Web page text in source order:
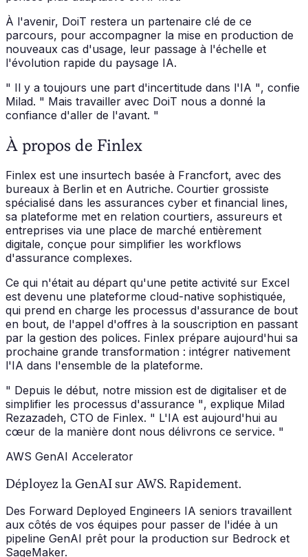
À l'avenir, DoiT restera un partenaire clé de ce
parcours, pour accompagner la mise en production de
nouveaux cas d'usage, leur passage à l'échelle et
l'évolution rapide du paysage IA.
" Il y a toujours une part d'incertitude dans l'IA ", confie
Milad. " Mais travailler avec DoiT nous a donné la
confiance d'aller de l'avant. "
À propos de Finlex
Finlex est une insurtech basée à Francfort, avec des
bureaux à Berlin et en Autriche. Courtier grossiste
spécialisé dans les assurances cyber et financial lines,
sa plateforme met en relation courtiers, assureurs et
entreprises via une place de marché entièrement
digitale, conçue pour simplifier les workflows
d'assurance complexes.
Ce qui n'était au départ qu'une petite activité sur Excel
est devenu une plateforme cloud-native sophistiquée,
qui prend en charge les processus d'assurance de bout
en bout, de l'appel d'offres à la souscription en passant
par la gestion des polices. Finlex prépare aujourd'hui sa
prochaine grande transformation : intégrer nativement
l'IA dans l'ensemble de la plateforme.
" Depuis le début, notre mission est de digitaliser et de
simplifier les processus d'assurance ", explique Milad
Rezazadeh, CTO de Finlex. " L'IA est aujourd'hui au
cœur de la manière dont nous délivrons ce service. "
AWS GenAI Accelerator
Déployez la GenAI sur AWS. Rapidement.
Des Forward Deployed Engineers IA seniors travaillent
aux côtés de vos équipes pour passer de l'idée à un
pipeline GenAI prêt pour la production sur Bedrock et
SageMaker.